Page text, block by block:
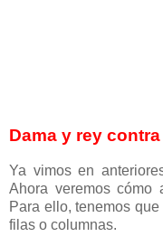
Dama y rey
Ya vimos en
Ahora veremos cómo
Para ello, tenemos
filas o columnas.